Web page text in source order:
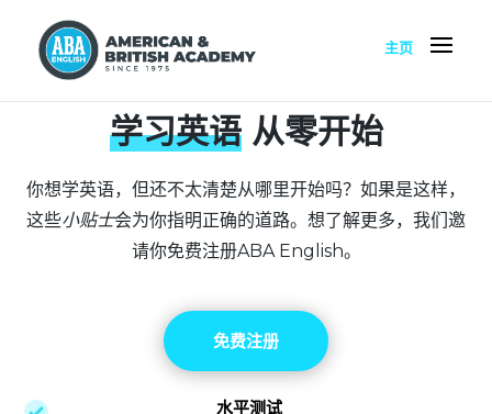
主页
学习英语从零开始
你想学英语，但还不太清楚从哪里开始吗？如果是这样，
这些小贴士会为你指明正确的道路。想了解更多，我们邀
请你免费注册ABA English。
免费注册
水平测试